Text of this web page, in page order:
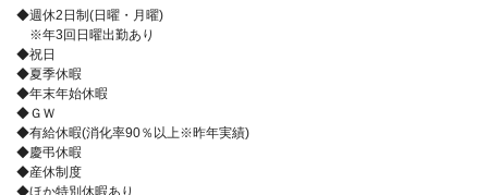
◆週休2日制(日曜・月曜)
※年3回日曜出勤あり
◆祝日
◆夏季休暇
◆年末年始休暇
◆ＧＷ
◆有給休暇(消化率90％以上※昨年実績)
◆慶弔休暇
◆産休制度